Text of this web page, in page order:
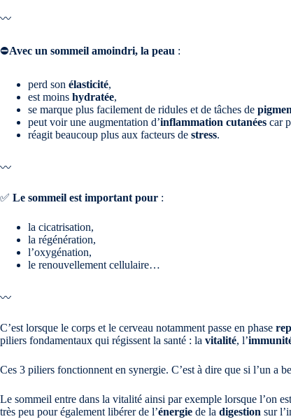
〰️
⛔️Avec un sommeil amoindri, la peau :
perd son élasticité,
est moins hydratée,
se marque plus facilement de ridules et de tâches de
peut voir une augmentation d’inflammation cutanées car
réagit beaucoup plus aux facteurs de stress.
〰️
✅ Le sommeil est important pour :
la cicatrisation,
la régénération,
l’oxygénation,
le renouvellement cellulaire…
〰️
C’est lorsque le corps et le cerveau notamment passe en phase
piliers fondamentaux qui régissent la santé : la vitalité, l’
Ces 3 piliers fonctionnent en synergie. C’est à dire que si l’un a
Le sommeil entre dans la vitalité ainsi par exemple lorsque l’on
très peu pour également libérer de l’énergie de la digestion sur